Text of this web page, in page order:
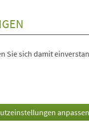
Sie sich damit
anpassen